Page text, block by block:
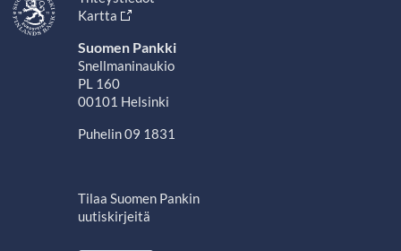
Kartta
Suomen Pankki
Snellmaninaukio
PL 160
00101 Helsinki
Puhelin 09 1831
Tilaa Suomen Pankin
uutiskirjeitä